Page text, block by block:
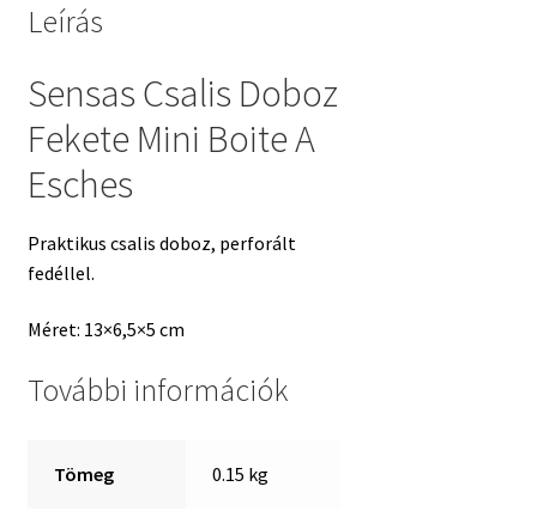
Leírás
Sensas Csalis Doboz
Fekete Mini Boite A
Esches
Praktikus csalis doboz, perforált
fedéllel.
Méret: 13×6,5×5 cm
További információk
Tömeg 0.15 kg